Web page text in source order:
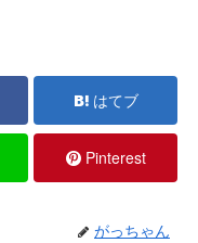
はてブ
Pinterest
がっちゃん